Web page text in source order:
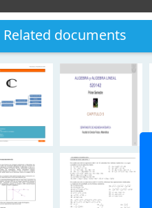
Related documents